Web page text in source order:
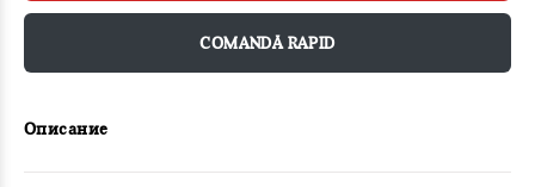
COMANDĂ RAPID
Описание